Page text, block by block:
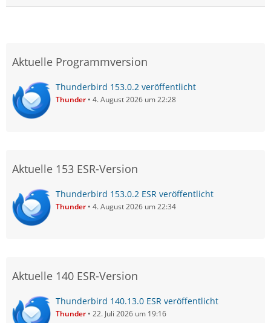
Aktuelle Programmversion
Thunderbird 153.0.2 veröffentlicht
Thunder 4. August 2026 um 22:28
Aktuelle 153 ESR-Version
Thunderbird 153.0.2 ESR veröffentlicht
Thunder 4. August 2026 um 22:34
Aktuelle 140 ESR-Version
Thunderbird 140.13.0 ESR veröffentlicht
Thunder 22. Juli 2026 um 19:16